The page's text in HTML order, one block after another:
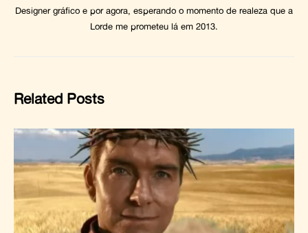
Designer gráfico e por agora, esperando o momento de realeza que a
Lorde me prometeu lá em 2013.
Related Posts